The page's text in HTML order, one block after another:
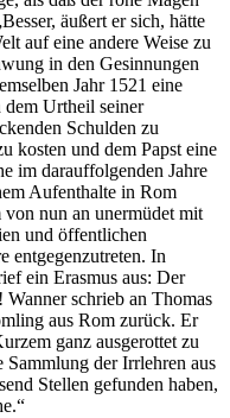
äußert er sich, hätte
auf eine andere Weise zu
in den Gesinnungen
Jahr 1521 eine
dem Urtheil seiner
Schulden zu
kosten und dem Papst eine
im darauffolgenden Jahre
Aufenthalte in Rom
nun an unermüdet mit
und öffentlichen
entgegenzutreten. In
ein Erasmus aus: Der
schrieb an Thomas
aus Rom zurück. Er
ganz ausgerottet zu
Sammlung der Irrlehren aus
Stellen gefunden haben,